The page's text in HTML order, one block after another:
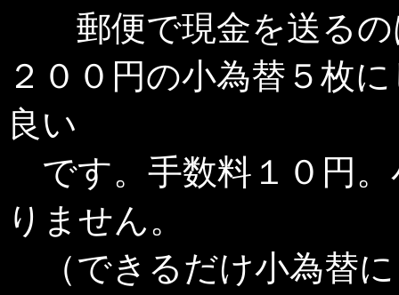
郵便で現金を送るの
２００円の小為替５枚
良い
です。手数料１０円
りません。
（できるだけ小為替